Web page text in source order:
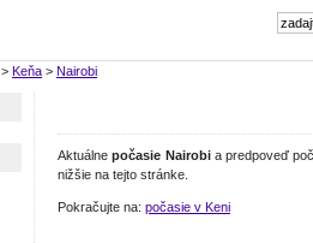
> Keňa > Nairobi
Aktuálnepočasie Nairobia predpoveď
nižšie na tejto stránke.
Pokračujte na: počasie v Keni